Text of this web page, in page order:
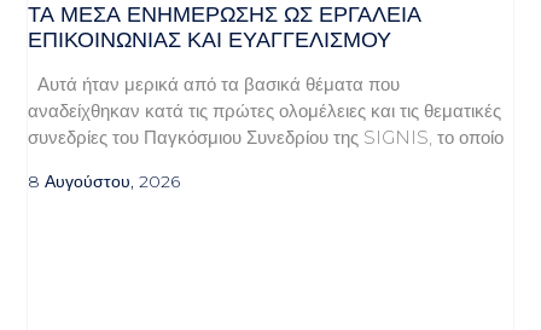
ΤΑ ΜΈΣΑ ΕΝΗΜΈΡΩΣΗΣ ΩΣ ΕΡΓΑΛΕΊΑ
ΕΠΙΚΟΙΝΩΝΊΑΣ ΚΑΙ ΕΥΑΓΓΕΛΙΣΜΟΎ
Αυτά ήταν μερικά από τα βασικά θέματα που
αναδείχθηκαν κατά τις πρώτες ολομέλειες και τις θεματικές
συνεδρίες του Παγκόσμιου Συνεδρίου της SIGNIS, το οποίο
8 Αυγούστου, 2026